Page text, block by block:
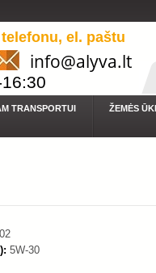
el. paštu
info@alyva.lt
TRANSPORTUI ŽEMĖS
5W-30